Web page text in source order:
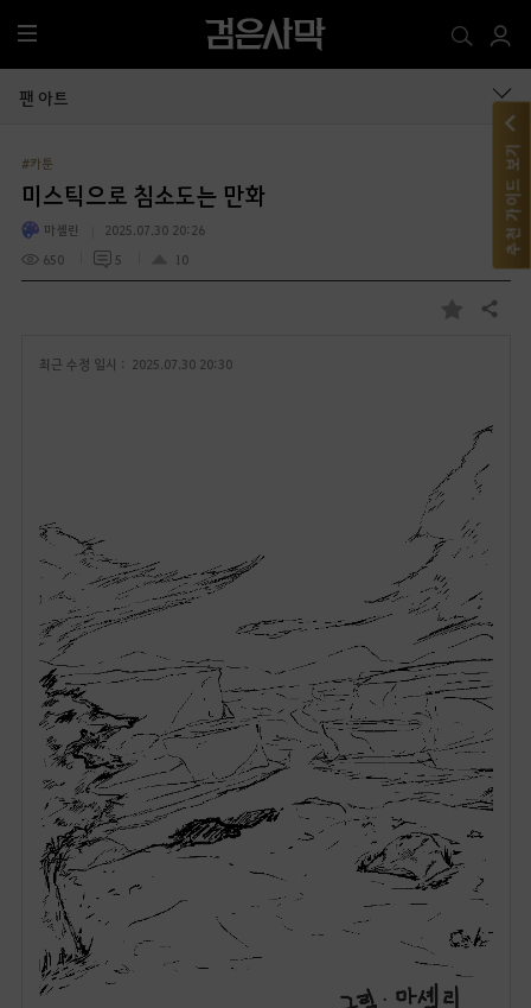
전
체
메
팬 아트
#카툰
미스틱으로 침소도는 만화
마셸린
2025.07.30 20:26
650
5 10
즐
공유하기
최근 수정 일시 : 2025.07.30 20:30
추천 가이드 보기